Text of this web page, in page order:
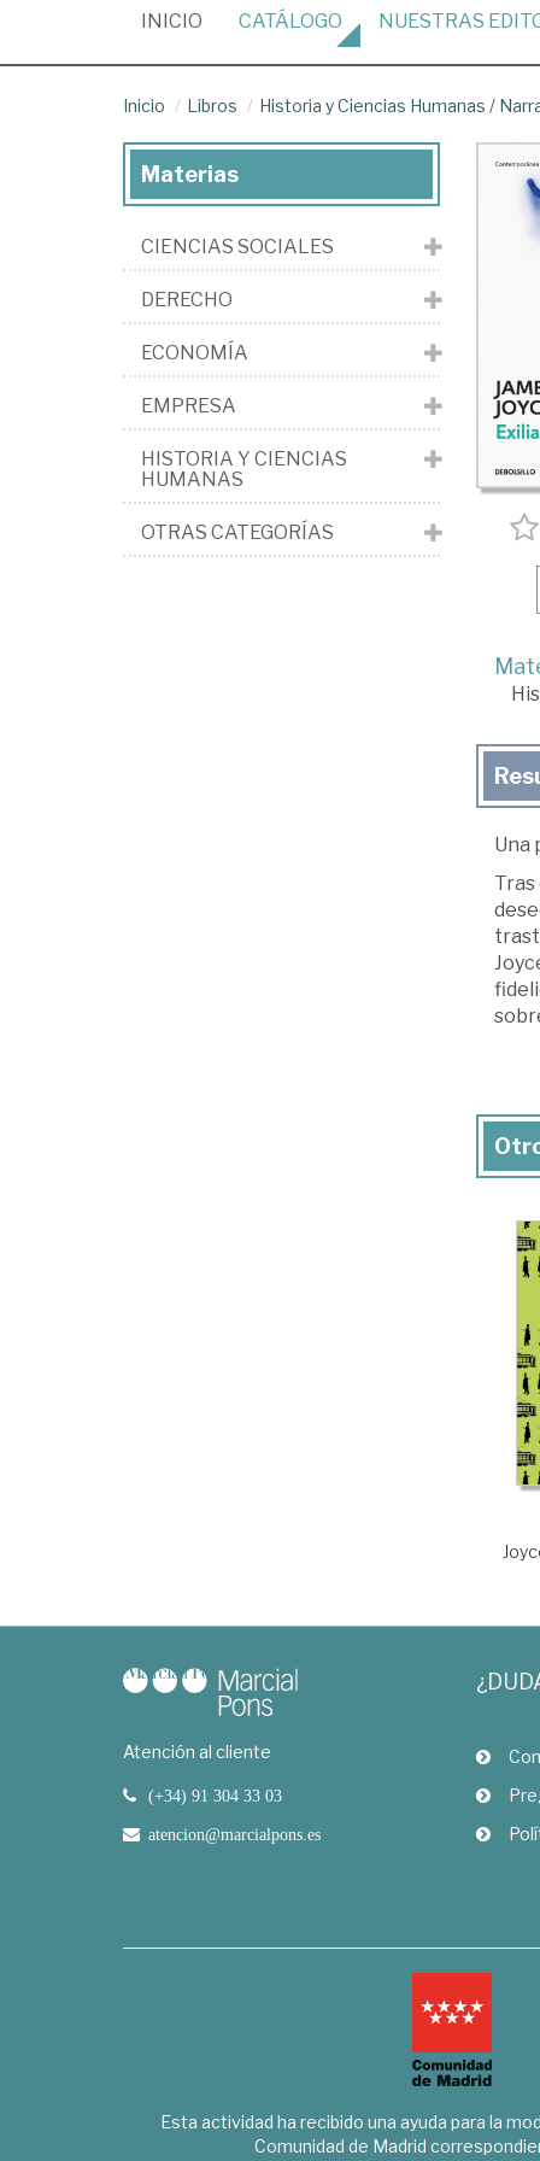
INICIO (CURRENT)
CATÁLOGO NUESTRAS
Inicio Libros Historia y Ciencias Humanas /
Una
Materias
CIENCIAS SOCIALES
DERECHO
ECONOMÍA
EMPRESA
HISTORIA Y CIENCIAS
HUMANAS
OTRAS CATEGORÍAS
Atención al cliente
(+34) 91 304 33 03
atencion@marcialpons.es
Esta actividad ha recibido una ayuda para la
Comunidad de Madrid